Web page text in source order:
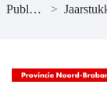
Naar hoofdinhoud
Publicaties >